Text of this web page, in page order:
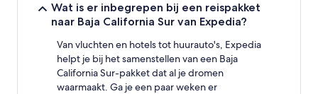
Wat is er inbegrepen bij een reispakket
naar Baja California Sur van Expedia?
Van vluchten en hotels tot huurauto's, Expedia
helpt je bij het samenstellen van een Baja
California Sur-pakket dat al je dromen
waarmaakt. Ga je een paar weken er